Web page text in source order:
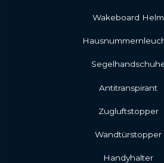
Wakeboard Helm
Antitranspirant
Zugluftstopper
Wandtürstopper
Handyhalter